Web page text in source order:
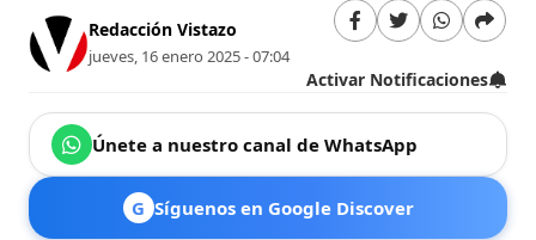
Redacción Vistazo
jueves, 16 enero 2025 - 07:04
Activar Notificaciones
Únete a nuestro canal de WhatsApp
G Síguenos en Google Discover